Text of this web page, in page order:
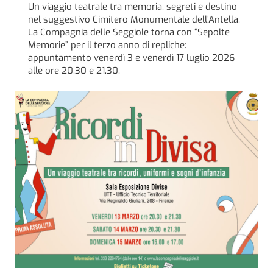
Un viaggio teatrale tra memoria, segreti e destino
nel suggestivo Cimitero Monumentale dell’Antella.
La Compagnia delle Seggiole torna con “Sepolte
Memorie” per il terzo anno di repliche:
appuntamento venerdì 3 e venerdì 17 luglio 2026
alle ore 20.30 e 21.30.